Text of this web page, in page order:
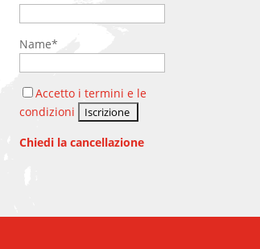
Name*
Accetto i termini e le
condizioni
Chiedi la cancellazione